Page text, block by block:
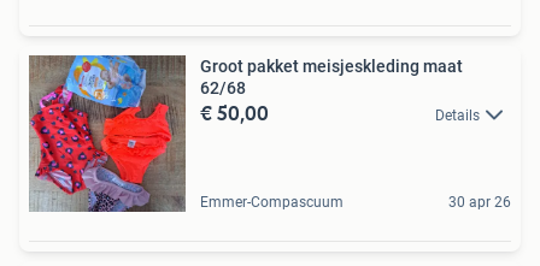
Groot pakket meisjeskleding maat
62/68
€ 50,00 Details
Emmer-Compascuum 30 apr 26